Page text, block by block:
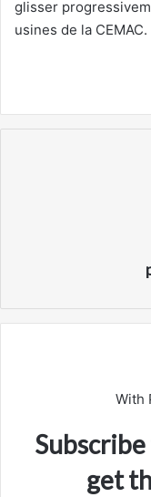
glisser
usines de la CEMAC.
With
get